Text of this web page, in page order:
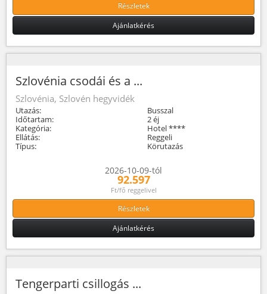
Részletek
Ajánlatkérés
Szlovénia csodái és a ...
Szlovénia, Szlovén hegyvidék
Utazás:
Busszal
Időtartam:
2 éj
Kategória:
Hotel ****
Ellátás:
Reggeli
Típus:
Körutazás
2026-10-09-tól
92.597
Ft/fő reggelivel
Részletek
Ajánlatkérés
Tengerparti csillogás ...